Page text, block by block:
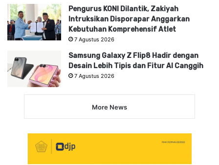
Pengurus KONI Dilantik, Zakiyah
Intruksikan Disporapar Anggarkan
Kebutuhan Komprehensif Atlet
7 Agustus 2026
Samsung Galaxy Z Flip8 Hadir dengan
Desain Lebih Tipis dan Fitur AI Canggih
7 Agustus 2026
More News